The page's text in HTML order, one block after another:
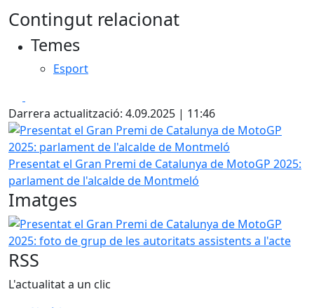
Contingut relacionat
Temes
Esport
Darrera actualització: 4.09.2025 | 11:46
Presentat el Gran Premi de Catalunya de MotoGP 2025:
Presentat el Gran Premi de Catalunya de MotoGP 2025:
parlament de l'alcalde de Montmeló
Imatges
Presentat el Gran Premi de Catalunya de MotoGP 2025:
RSS
L'actualitat a un clic